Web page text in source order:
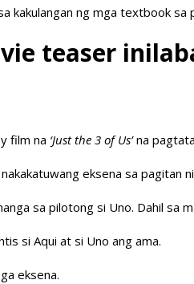
kakulangan ng mga textbook sa
teaser
film na ‘Just the 3 of Us’na
eksena sa pagitan
sa pilotong si Uno. Dahil sa
si Aqui at si Uno ang ama.
eksena.